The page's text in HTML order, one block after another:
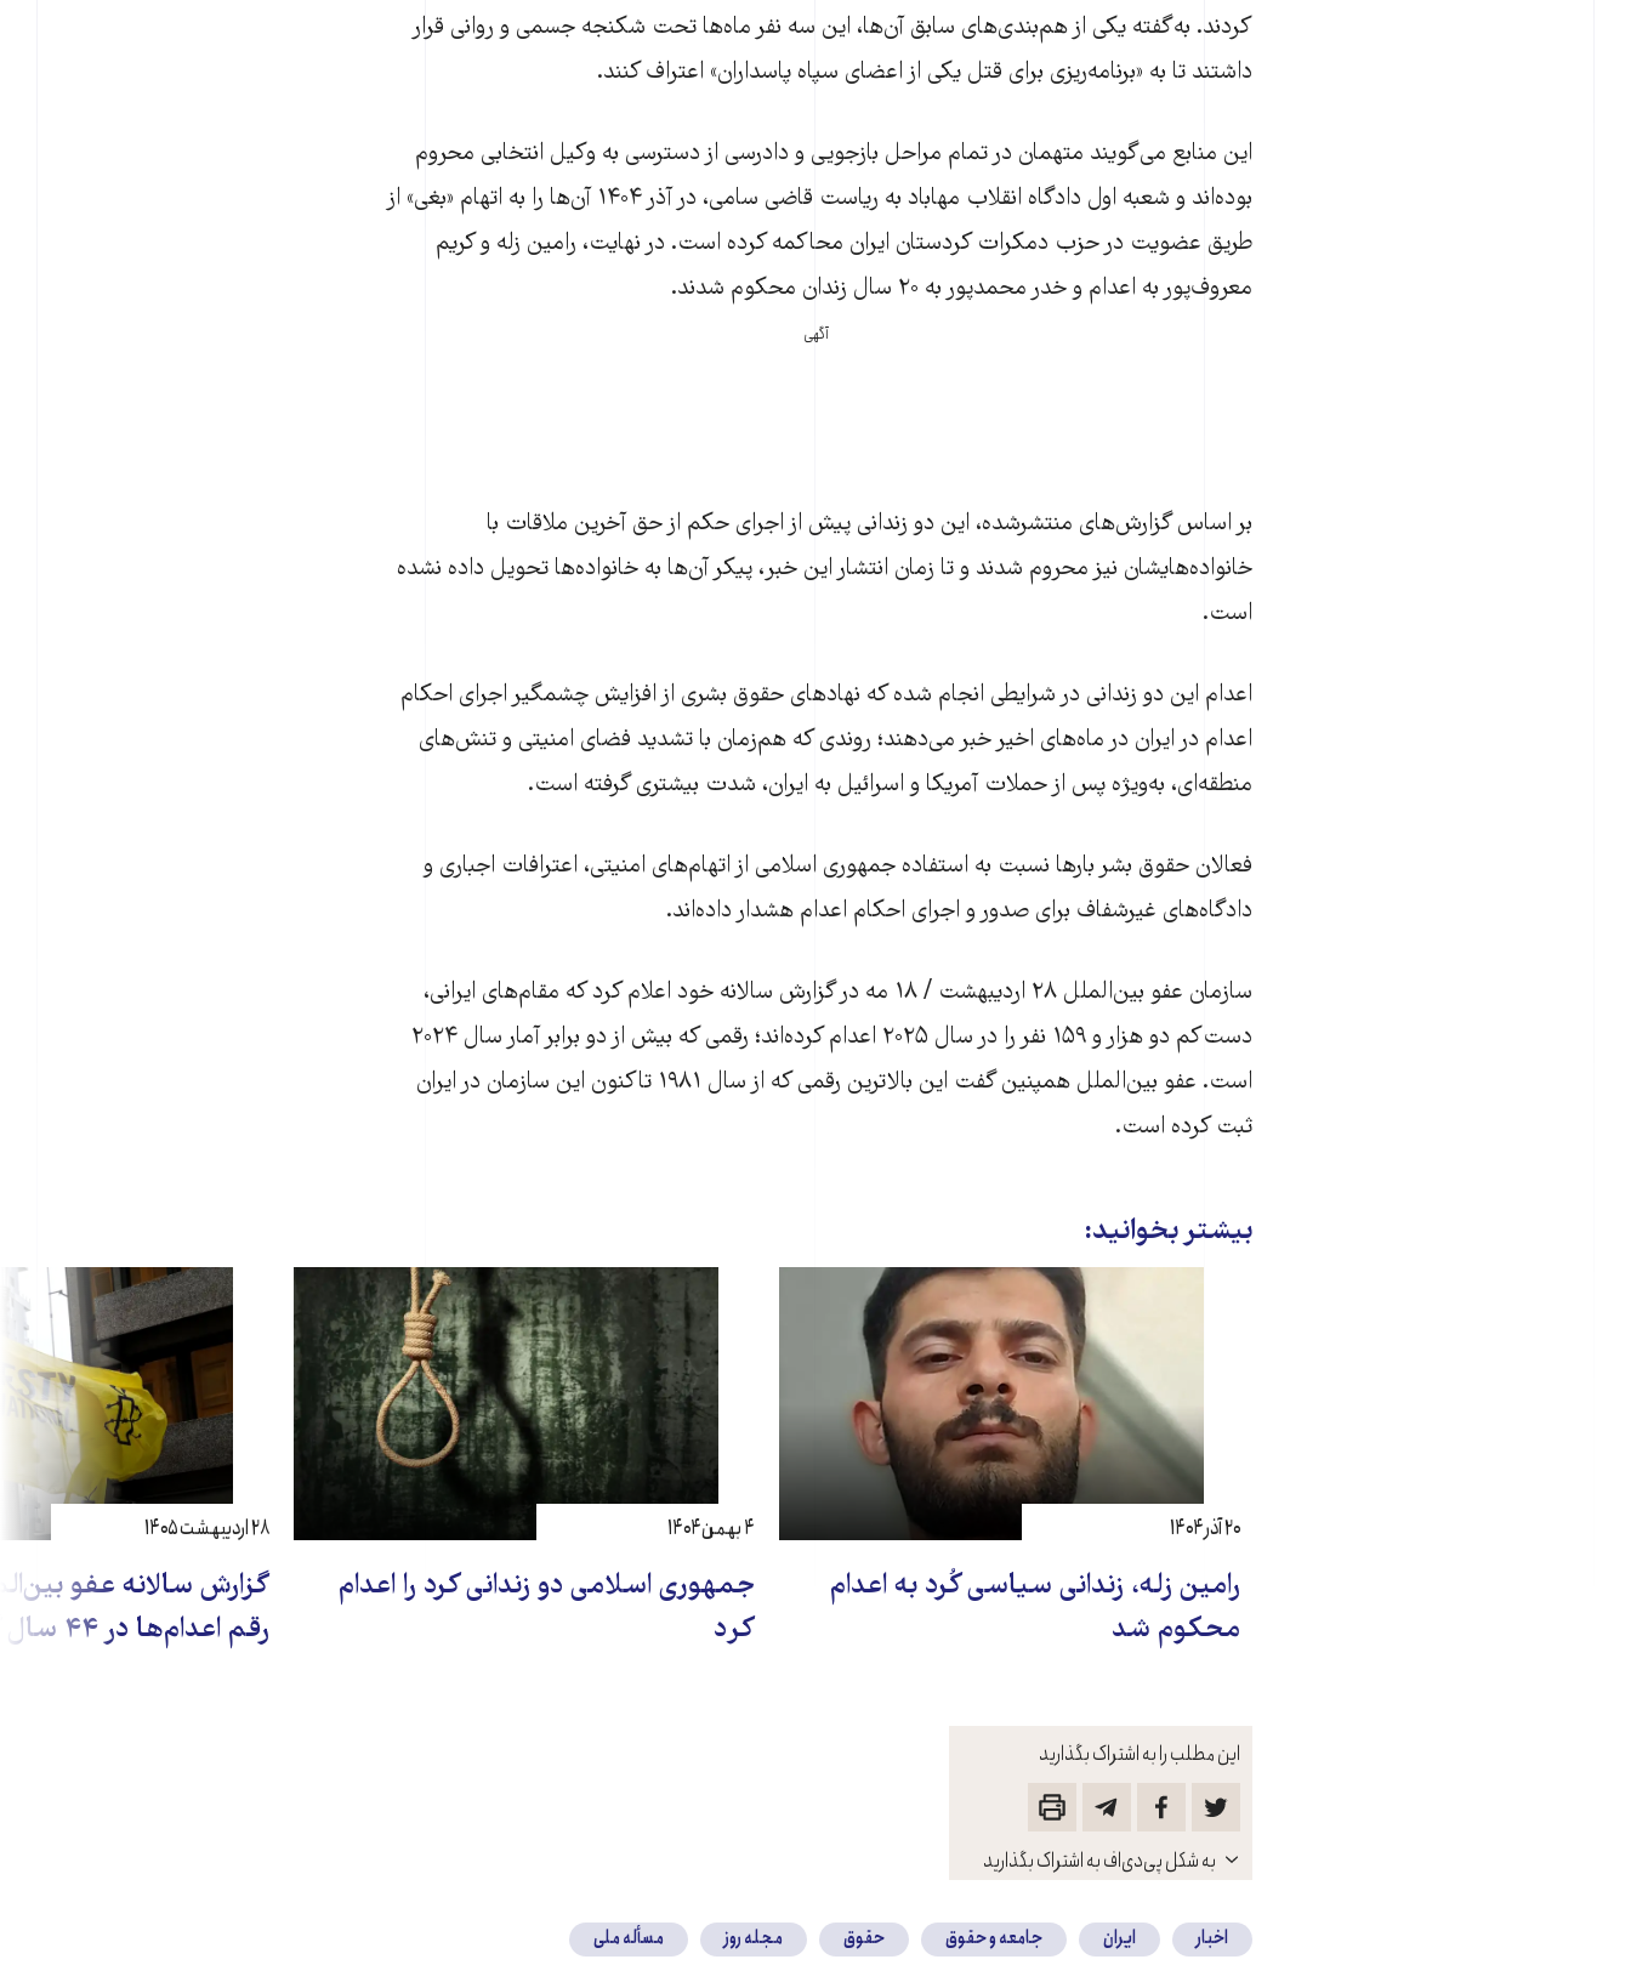
این مطلب را به اشتراک بگذارید
باز
کنید
به شکل پی‌دی‌اف به اشتراک بگذارید
کردند. به‌گفته یکی از هم‌بندی‌های سابق آن‌ها، این سه نفر ماه‌ها تحت شکنجه جسمی و روانی قرار
داشتند تا به «برنامه‌ریزی برای قتل یکی از اعضای سپاه پاسداران» اعتراف کنند.
این منابع می‌گویند متهمان در تمام مراحل بازجویی و دادرسی از دسترسی به وکیل انتخابی محروم
بوده‌اند و شعبه اول دادگاه انقلاب مهاباد به ریاست قاضی سامی، در آذر ۱۴۰۴ آن‌ها را به اتهام «بغی» از
طریق عضویت در حزب دمکرات کردستان ایران محاکمه کرده است. در نهایت، رامین زله و کریم
معروف‌پور به اعدام و خدر محمدپور به ۲۰ سال زندان محکوم شدند.
آگهی
بر اساس گزارش‌های منتشرشده، این دو زندانی پیش از اجرای حکم از حق آخرین ملاقات با
خانواده‌هایشان نیز محروم شدند و تا زمان انتشار این خبر، پیکر آن‌ها به خانواده‌ها تحویل داده نشده
است.
اعدام این دو زندانی در شرایطی انجام شده که نهادهای حقوق بشری از افزایش چشمگیر اجرای احکام
اعدام در ایران در ماه‌های اخیر خبر می‌دهند؛ روندی که هم‌زمان با تشدید فضای امنیتی و تنش‌های
منطقه‌ای، به‌ویژه پس از حملات آمریکا و اسرائیل به ایران، شدت بیشتری گرفته است.
فعالان حقوق بشر بارها نسبت به استفاده جمهوری اسلامی از اتهام‌های امنیتی، اعترافات اجباری و
دادگاه‌های غیرشفاف برای صدور و اجرای احکام اعدام هشدار داده‌اند.
سازمان عفو بین‌الملل ۲۸ اردیبهشت / ۱۸ مه در گزارش سالانه خود اعلام کرد که مقام‌های ایرانی،
دست‌کم دو هزار و ۱۵۹ نفر را در سال ۲۰۲۵ اعدام کرده‌اند؛ رقمی که بیش از دو برابر آمار سال ۲۰۲۴
است. عفو بین‌الملل همپنین گفت این بالاترین رقمی که از سال ۱۹۸۱ تاکنون این سازمان در ایران
ثبت کرده است.
بیشتر بخوانید:
رامین زله، زندانی سیاسی کُرد به اعدام
محکوم شد
۲۰ آذر ۱۴۰۴
جمهوری اسلامی دو زندانی کرد را اعدام
کرد
۴ بهمن ۱۴۰۴
گزارش سالانه عفو
رقم اعدام‌ها در ۴۴ سال گذشته در ایران
۲۸ اردیبهشت ۱۴۰۵
اخبار ایران جامعه و حقوق حقوق مجله روز مسأله ملی